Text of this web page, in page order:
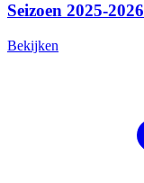
Seizoen 2025-2026
Bekijken